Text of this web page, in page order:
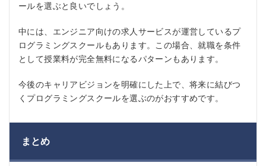
ールを選ぶと良いでしょう。
中には、エンジニア向けの求人サービスが運営しているプ
ログラミングスクールもあります。この場合、就職を条件
として授業料が完全無料になるパターンもあります。
今後のキャリアビジョンを明確にした上で、将来に結びつ
くプログラミングスクールを選ぶのがおすすめです。
まとめ